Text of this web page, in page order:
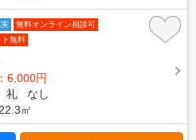
無料オンライン相談可
ト無料
6,000円
礼
なし
22.3㎡